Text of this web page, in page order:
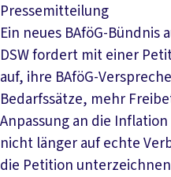
Pressemitteilung
Ein neues BAföG-Bündnis
DSW fordert mit einer
auf, ihre BAföG-
Bedarfssätze, mehr
Anpassung an die
nicht länger auf echte
die Petition